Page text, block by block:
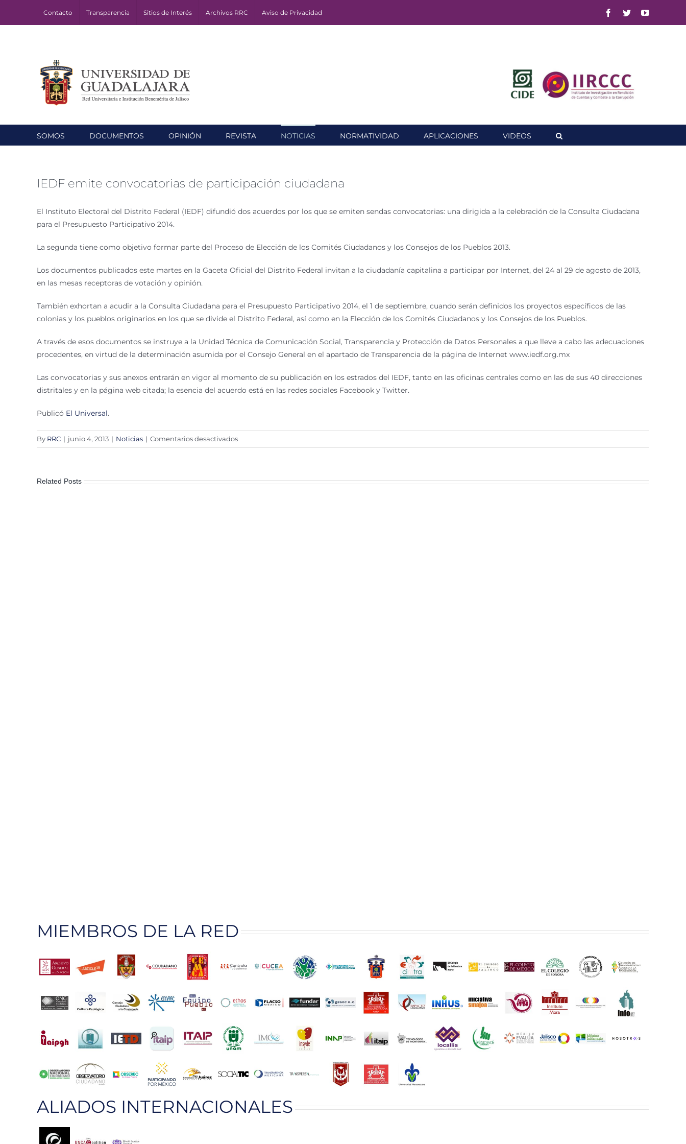
Contacto Transparencia Sitios de Interés Archivos RRC Aviso de Privacidad Facebook
TwitterYouTube
SOMOS DOCUMENTOS OPINIÓN REVISTA NOTICIAS NORMATIVIDAD APLICACIONES VIDEOS
IEDF emite convocatorias de participación ciudadana
El Instituto Electoral del Distrito Federal (IEDF) difundió dos acuerdos por los que se emiten sendas convocatorias: una dirigida a la celebración de la Consulta Ciudadana
para el Presupuesto Participativo 2014.
La segunda tiene como objetivo formar parte del Proceso de Elección de los Comités Ciudadanos y los Consejos de los Pueblos 2013.
Los documentos publicados este martes en la Gaceta Oficial del Distrito Federal invitan a la ciudadanía capitalina a participar por Internet, del 24 al 29 de agosto de 2013,
en las mesas receptoras de votación y opinión.
También exhortan a acudir a la Consulta Ciudadana para el Presupuesto Participativo 2014, el 1 de septiembre, cuando serán definidos los proyectos específicos de las
colonias y los pueblos originarios en los que se divide el Distrito Federal, así como en la Elección de los Comités Ciudadanos y los Consejos de los Pueblos.
A través de esos documentos se instruye a la Unidad Técnica de Comunicación Social, Transparencia y Protección de Datos Personales a que lleve a cabo las adecuaciones
procedentes, en virtud de la determinación asumida por el Consejo General en el apartado de Transparencia de la página de Internet www.iedf.org.mx
Las convocatorias y sus anexos entrarán en vigor al momento de su publicación en los estrados del IEDF, tanto en las oficinas centrales como en las de sus 40 direcciones
distritales y en la página web citada; la esencia del acuerdo está en las redes sociales Facebook y Twitter.
Publicó El Universal.
By RRC | junio 4, 2013 | Noticias | Comentarios desactivadosen
IEDF
de
Related Posts
MIEMBROS DE LA RED
ALIADOS INTERNACIONALES